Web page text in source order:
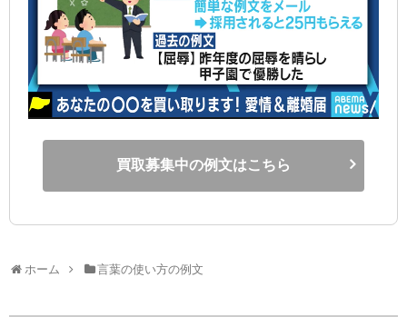
買取募集中の例文はこちら
ホーム 言葉の使い方の例文